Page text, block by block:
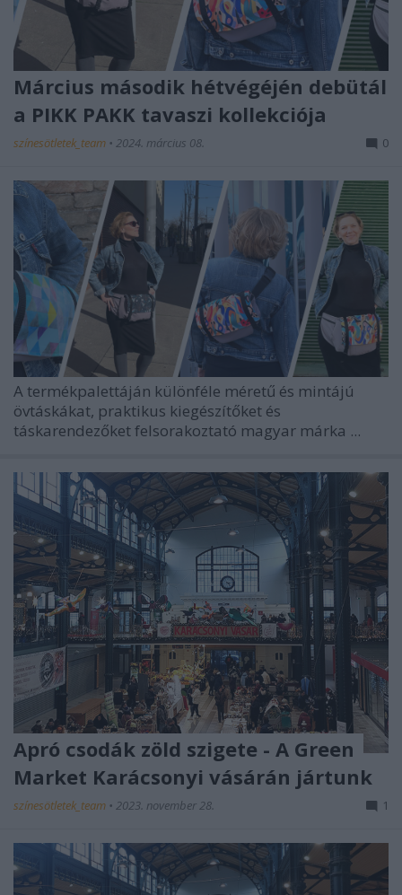
Március második hétvégéjén debütál
a PIKK PAKK tavaszi kollekciója
színesötletek_team • 2024. március 08. 0
A termékpalettáján különféle méretű és mintájú
övtáskákat, praktikus kiegészítőket és
táskarendezőket felsorakoztató magyar márka ...
Apró csodák zöld szigete - A Green
Market Karácsonyi vásárán jártunk
színesötletek_team • 2023. november 28. 1